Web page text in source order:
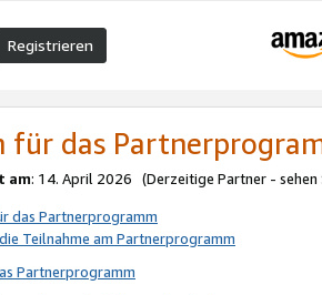
Registrieren
für das
am: 14. April 2026 (Derzeitige Partner - sehen
das Partnerprogramm
Teilnahme am Partnerprogramm
Partnerprogramm